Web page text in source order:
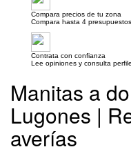
Compara precios de tu zona
Compara hasta 4
Contrata con confianza
Lee opiniones y consulta
Manitas a
Lugones |
averías